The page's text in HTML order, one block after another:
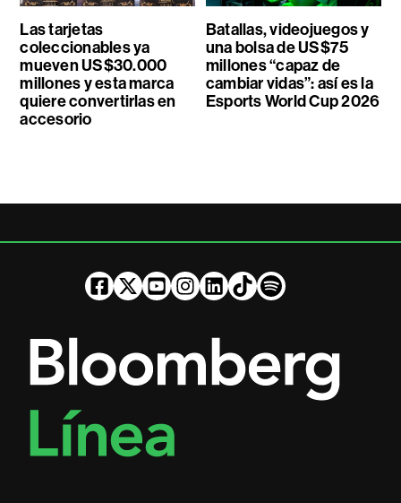
Las tarjetas
coleccionables ya
mueven US$30.000
millones y esta marca
quiere convertirlas en
accesorio
Batallas, videojuegos y
una bolsa de US$75
millones “capaz de
cambiar vidas”: así es la
Esports World Cup 2026